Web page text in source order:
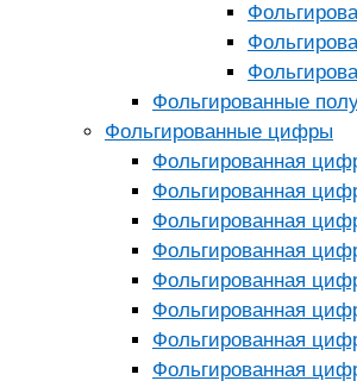
Фольгированные
Фольгированные цифры
Фольгированная
Фольгированная
Фольгированная
Фольгированная
Фольгированная
Фольгированная
Фольгированная
Фольгированная